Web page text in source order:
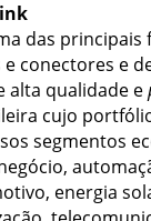
das principais
e conectores e
alta qualidade e
cujo
segmentos
energia